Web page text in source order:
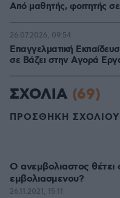
Από μαθητής, φοιτητής
Επαγγελματική
σε Bάζει στην Aγορά
26.07.2026, 09:54
ΣΧΟΛΙΑ (69)
ΠΡΟΣΘΗΚΗ ΣΧΟΛΙΟΥ
Ο ανεμβολιαστος θέτει
εμβολιασμενου?
26.11.2021, 15:11